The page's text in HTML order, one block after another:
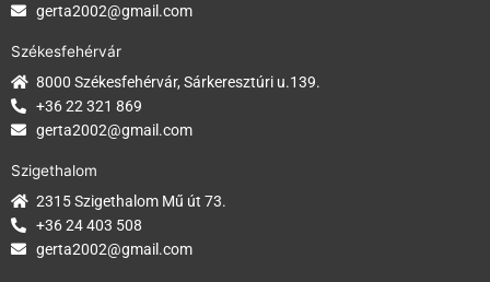
gerta2002@gmail.com
Székesfehérvár
8000 Székesfehérvár, Sárkeresztúri u.139.
+36 22 321 869
gerta2002@gmail.com
Szigethalom
2315 Szigethalom Mű út 73.
+36 24 403 508
gerta2002@gmail.com